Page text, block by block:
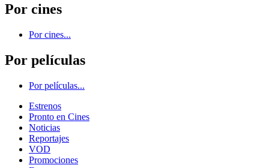
Por cines
Por cines...
Por películas
Por películas...
Estrenos
Pronto en Cines
Noticias
Reportajes
VOD
Promociones